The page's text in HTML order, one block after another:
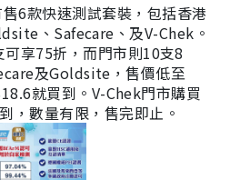
6款快速測試套裝，包括香港
、Safecare、及V-Chek。
享75折，而門市則10支8
及Goldsite，售價低至
就買到。V-Chek門市購買
，數量有限，售完即止。